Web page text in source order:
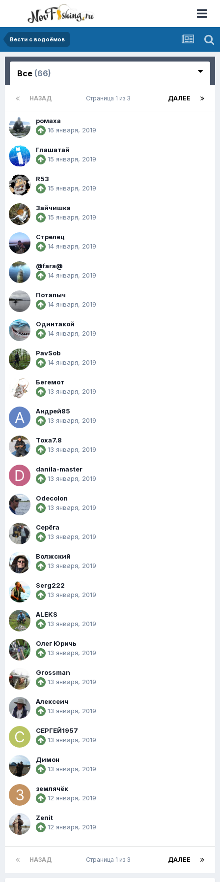
Вести с водоёмов
Все (66)
НАЗАД ДАЛЕЕ
Страница 1 из 3
ромаха
16 января, 2019
Глашатай
15 января, 2019
R53
15 января, 2019
Зайчишка
15 января, 2019
Стрелец
14 января, 2019
@fara@
14 января, 2019
Потапыч
14 января, 2019
Одинтакой
14 января, 2019
PavSob
14 января, 2019
Бегемот
13 января, 2019
Андрей85
13 января, 2019
Тоха7.8
13 января, 2019
danila-master
13 января, 2019
Odecolon
13 января, 2019
Серёга
13 января, 2019
Волжский
13 января, 2019
Serg222
13 января, 2019
ALEKS
13 января, 2019
Олег Юричь
13 января, 2019
Grossman
13 января, 2019
Алексеич
13 января, 2019
СЕРГЕЙ1957
13 января, 2019
Димон
13 января, 2019
землячёк
12 января, 2019
Zenit
12 января, 2019
НАЗАД ДАЛЕЕ
Страница 1 из 3